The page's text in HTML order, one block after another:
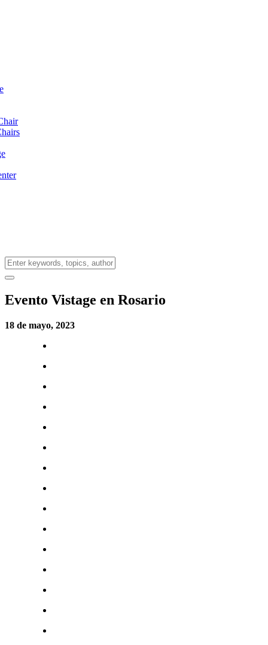
Evento Vistage en Rosario
18 de mayo, 2023